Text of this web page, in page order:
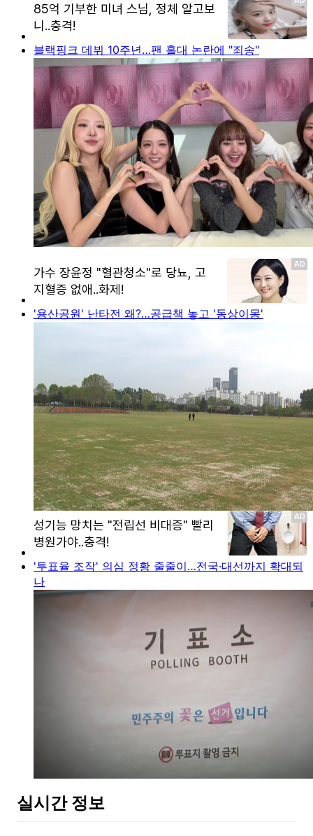
블랙핑크 데뷔 10주년…팬 홀대 논란에 "죄송"
'용산공원' 난타전 왜?…공급책 놓고 '동상이몽'
'투표율 조작' 의심 정황 줄줄이…전국·대선까지 확대되
나
실시간 정보